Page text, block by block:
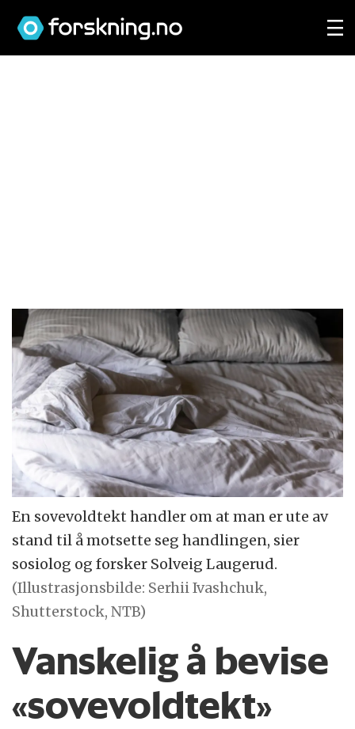
En sovevoldtekt handler om at man er ute av
stand til å motsette seg handlingen, sier
sosiolog og forsker Solveig Laugerud.
(Illustrasjonsbilde: Serhii Ivashchuk,
Shutterstock, NTB)
Vanskelig å bevise
«sovevoldtekt»